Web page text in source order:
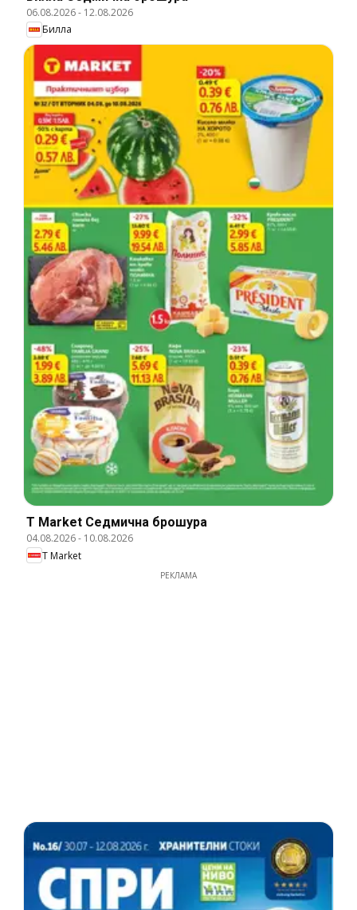
06.08.2026- 12.08.2026
Билла
T Market Cедмична брошура
04.08.2026- 10.08.2026
T Market
РЕКЛАМА